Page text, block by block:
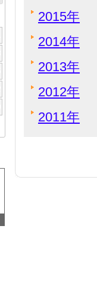
2015年
2014年
2013年
2012年
2011年